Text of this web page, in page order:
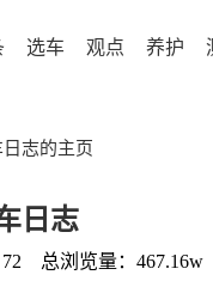
选车 观点 养护
志的主页
日志
72 总浏览量：